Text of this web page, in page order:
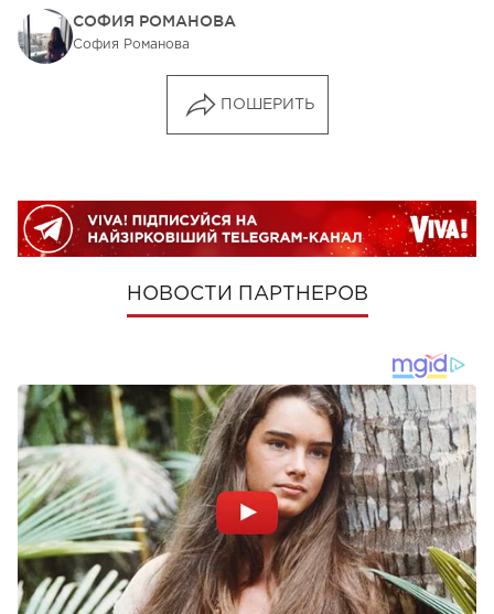
СОФИЯ РОМАНОВА
София Романова
ПОШЕРИТЬ
НОВОСТИ ПАРТНЕРОВ